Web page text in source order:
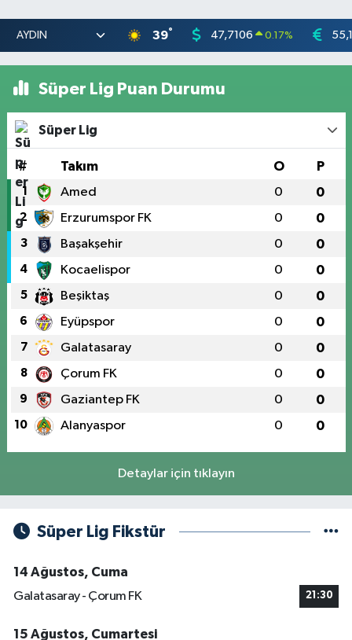
39° 47,7106 0.17%
Süper Lig Puan Durumu
Süper Lig
# Takım O P
1 Amed 0 0
2 Erzurumspor FK 0 0
3 Başakşehir 0 0
4 Kocaelispor 0 0
5 Beşiktaş 0 0
6 Eyüpspor 0 0
7 Galatasaray 0 0
8 Çorum FK 0 0
9 Gaziantep FK 0 0
10 Alanyaspor 0 0
Detaylar için tıklayın
Süper Lig Fikstür
14 Ağustos, Cuma
Galatasaray - Çorum FK
21:30
15 Ağustos, Cumartesi